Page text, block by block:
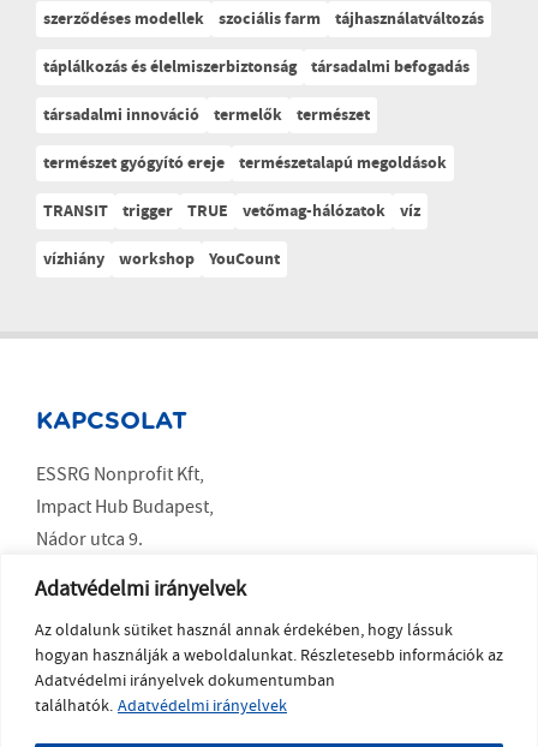
Adatvédelmi irányelvek
Az oldalunk sütiket használ annak érdekében, hogy lássuk
hogyan használják a weboldalunkat. Részletesebb információk az
Adatvédelmi irányelvek dokumentumban
találhatók. Adatvédelmi irányelvek
szerződéses modellek szociális farm tájhasználatváltozás
táplálkozás és élelmiszerbiztonság társadalmi befogadás
társadalmi innováció termelők természet
természet gyógyító ereje természetalapú megoldások
TRANSIT trigger TRUE vetőmag-hálózatok víz
vízhiány workshop YouCount
KAPCSOLAT
ESSRG Nonprofit Kft,
Impact Hub Budapest,
Nádor utca 9.
Budapest 1051
SOCIAL MEDIA
LinkedIn